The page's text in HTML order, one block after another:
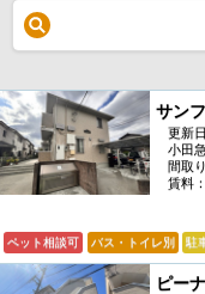
サン
更新
小田
間取
賃料：
ペット相談可 バス・トイレ別 駐
ピー